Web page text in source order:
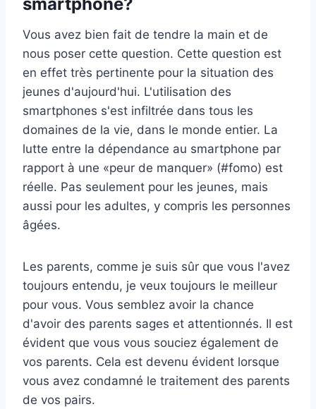
Vous avez bien fait de tendre la main et de
nous poser cette question. Cette question est
en effet très pertinente pour la situation des
jeunes d'aujourd'hui. L'utilisation des
smartphones s'est infiltrée dans tous les
domaines de la vie, dans le monde entier. La
lutte entre la dépendance au smartphone par
rapport à une «peur de manquer» (#fomo) est
réelle. Pas seulement pour les jeunes, mais
aussi pour les adultes, y compris les personnes
âgées.
Les parents, comme je suis sûr que vous l'avez
toujours entendu, je veux toujours le meilleur
pour vous. Vous semblez avoir la chance
d'avoir des parents sages et attentionnés. Il est
évident que vous vous souciez également de
vos parents. Cela est devenu évident lorsque
vous avez condamné le traitement des parents
de vos pairs.